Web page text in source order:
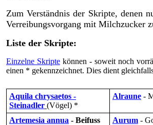
Zum Verständnis der Skripte, denen
Verreibungsvorgang mit Milchzucker
Liste der Skripte:
Einzelne Skriptekönnen - soweit noch
einen * gekennzeichnet. Dies dient
Aquila chrysaetos -
Steinadler (Vögel) *
Alraune -
Artemesia annua - Beifuss Aurum -